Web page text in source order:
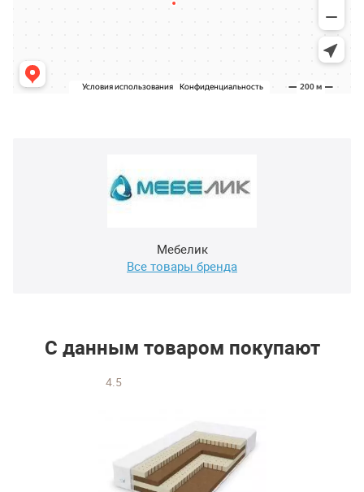
Мебелик
Все товары бренда
С данным товаром покупают
4.5